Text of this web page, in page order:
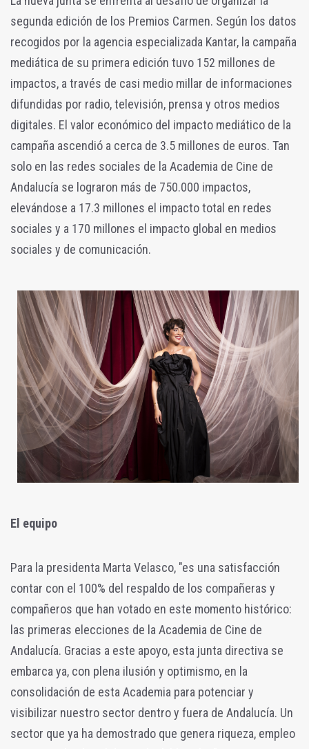
segunda edición de los Premios Carmen. Según los datos
recogidos por la agencia especializada Kantar, la campaña
mediática de su primera edición tuvo 152 millones de
impactos, a través de casi medio millar de informaciones
difundidas por radio, televisión, prensa y otros medios
digitales. El valor económico del impacto mediático de la
campaña ascendió a cerca de 3.5 millones de euros. Tan
solo en las redes sociales de la Academia de Cine de
Andalucía se lograron más de 750.000 impactos,
elevándose a 17.3 millones el impacto total en redes
sociales y a 170 millones el impacto global en medios
sociales y de comunicación.
El equipo
Para la presidenta Marta Velasco, "es una satisfacción
contar con el 100% del respaldo de los compañeras y
compañeros que han votado en este momento histórico:
las primeras elecciones de la Academia de Cine de
Andalucía. Gracias a este apoyo, esta junta directiva se
embarca ya, con plena ilusión y optimismo, en la
consolidación de esta Academia para potenciar y
visibilizar nuestro sector dentro y fuera de Andalucía. Un
sector que ya ha demostrado que genera riqueza, empleo